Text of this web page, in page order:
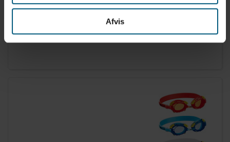
Afvis
MALMSTEN LAGERVARE